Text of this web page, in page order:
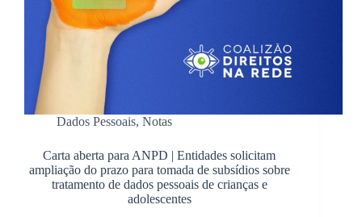
Dados Pessoais, Notas
Carta aberta para ANPD | Entidades solicitam
ampliação do prazo para tomada de subsídios sobre
tratamento de dados pessoais de crianças e
adolescentes